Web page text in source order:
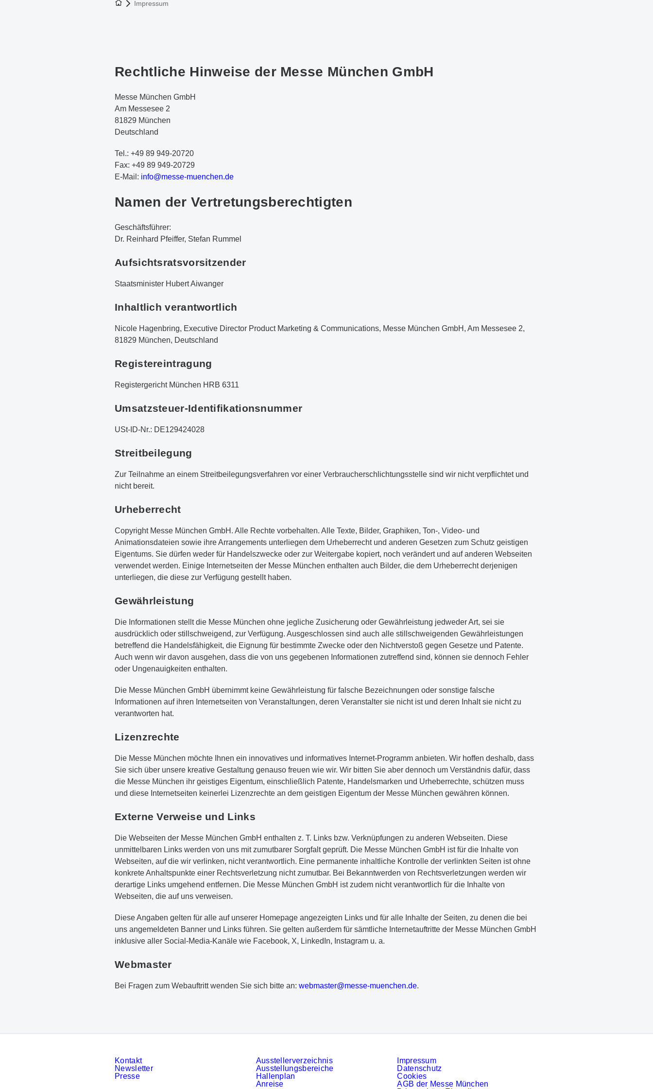
Zur Startseite
Impressum
Rechtliche Hinweise der Messe München GmbH
Messe München GmbH
Am Messesee 2
81829 München
Deutschland
Tel.: +49 89 949-20720
Fax: +49 89 949-20729
E-Mail: info@messe-muenchen.de
Namen der Vertretungsberechtigten
Geschäftsführer:
Dr. Reinhard Pfeiffer, Stefan Rummel
Aufsichtsratsvorsitzender
Staatsminister Hubert Aiwanger
Inhaltlich verantwortlich
Nicole Hagenbring, Executive Director Product Marketing & Communications, Messe München GmbH, Am Messesee 2,
81829 München, Deutschland
Registereintragung
Registergericht München HRB 6311
Umsatzsteuer-Identifikationsnummer
USt-ID-Nr.: DE129424028
Streitbeilegung
Zur Teilnahme an einem Streitbeilegungsverfahren vor einer Verbraucherschlichtungsstelle sind wir nicht verpflichtet und
nicht bereit.
Urheberrecht
Copyright Messe München GmbH. Alle Rechte vorbehalten. Alle Texte, Bilder, Graphiken, Ton-, Video- und
Animationsdateien sowie ihre Arrangements unterliegen dem Urheberrecht und anderen Gesetzen zum Schutz geistigen
Eigentums. Sie dürfen weder für Handelszwecke oder zur Weitergabe kopiert, noch verändert und auf anderen Webseiten
verwendet werden. Einige Internetseiten der Messe München enthalten auch Bilder, die dem Urheberrecht derjenigen
unterliegen, die diese zur Verfügung gestellt haben.
Gewährleistung
Die Informationen stellt die Messe München ohne jegliche Zusicherung oder Gewährleistung jedweder Art, sei sie
ausdrücklich oder stillschweigend, zur Verfügung. Ausgeschlossen sind auch alle stillschweigenden Gewährleistungen
betreffend die Handelsfähigkeit, die Eignung für bestimmte Zwecke oder den Nichtverstoß gegen Gesetze und Patente.
Auch wenn wir davon ausgehen, dass die von uns gegebenen Informationen zutreffend sind, können sie dennoch Fehler
oder Ungenauigkeiten enthalten.
Die Messe München GmbH übernimmt keine Gewährleistung für falsche Bezeichnungen oder sonstige falsche
Informationen auf ihren Internetseiten von Veranstaltungen, deren Veranstalter sie nicht ist und deren Inhalt sie nicht zu
verantworten hat.
Lizenzrechte
Die Messe München möchte Ihnen ein innovatives und informatives Internet-Programm anbieten. Wir hoffen deshalb, dass
Sie sich über unsere kreative Gestaltung genauso freuen wie wir. Wir bitten Sie aber dennoch um Verständnis dafür, dass
die Messe München ihr geistiges Eigentum, einschließlich Patente, Handelsmarken und Urheberrechte, schützen muss
und diese Internetseiten keinerlei Lizenzrechte an dem geistigen Eigentum der Messe München gewähren können.
Externe Verweise und Links
Die Webseiten der Messe München GmbH enthalten z. T. Links bzw. Verknüpfungen zu anderen Webseiten. Diese
unmittelbaren Links werden von uns mit zumutbarer Sorgfalt geprüft. Die Messe München GmbH ist für die Inhalte von
Webseiten, auf die wir verlinken, nicht verantwortlich. Eine permanente inhaltliche Kontrolle der verlinkten Seiten ist ohne
konkrete Anhaltspunkte einer Rechtsverletzung nicht zumutbar. Bei Bekanntwerden von Rechtsverletzungen werden wir
derartige Links umgehend entfernen. Die Messe München GmbH ist zudem nicht verantwortlich für die Inhalte von
Webseiten, die auf uns verweisen.
Diese Angaben gelten für alle auf unserer Homepage angezeigten Links und für alle Inhalte der Seiten, zu denen die bei
uns angemeldeten Banner und Links führen. Sie gelten außerdem für sämtliche Internetauftritte der Messe München GmbH
inklusive aller Social-Media-Kanäle wie Facebook, X, LinkedIn, Instagram u. a.
Webmaster
Bei Fragen zum Webauftritt wenden Sie sich bitte an: webmaster@messe-muenchen.de.
Kontakt
Newsletter
Presse
Ausstellerverzeichnis
Ausstellungsbereiche
Hallenplan
Anreise
Impressum
Datenschutz
Cookies
AGB der Messe München